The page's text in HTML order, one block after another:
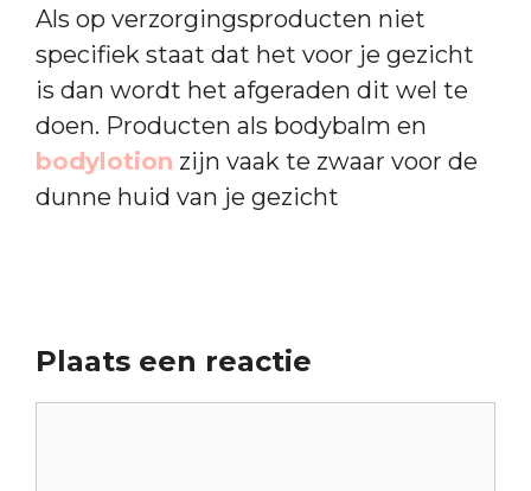
Als op verzorgingsproducten niet
specifiek staat dat het voor je gezicht
is dan wordt het afgeraden dit wel te
doen. Producten als bodybalm en
bodylotion zijn vaak te zwaar voor de
dunne huid van je gezicht
Plaats een reactie